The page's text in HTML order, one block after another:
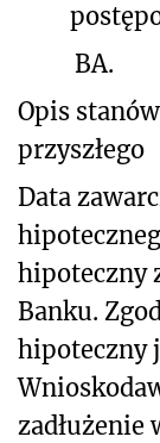
BA.
Opis
przyszłego
Data
hipoteczny
Banku.
hipoteczny
zadłużenie